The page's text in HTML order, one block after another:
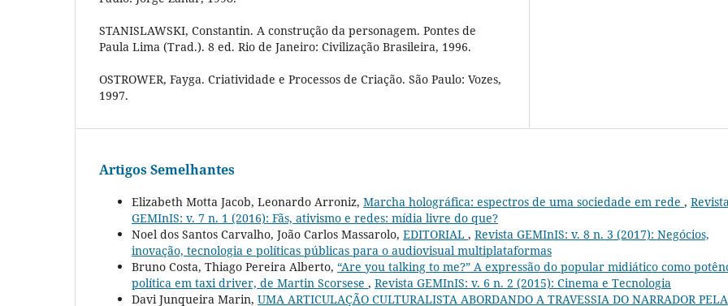
STANISLAWSKI, Constantin. A construção da personagem. Pontes de
Paula Lima (Trad.). 8 ed. Rio de Janeiro: Civilização Brasileira, 1996.
OSTROWER, Fayga. Criatividade e Processos de Criação. São Paulo: Vozes,
1997.
Artigos Semelhantes
Elizabeth Motta Jacob, Leonardo Arroniz, Marcha holográfica: espectros de uma sociedade em rede ,
GEMInIS: v. 7 n. 1 (2016): Fãs, ativismo e redes: mídia livre do que?
Noel dos Santos Carvalho, João Carlos Massarolo, EDITORIAL , Revista GEMInIS: v. 8 n. 3 (2017): Negócios,
inovação, tecnologia e políticas públicas para o audiovisual multiplataformas
Bruno Costa, Thiago Pereira Alberto, “Are you talking to me?” A expressão do popular midiático como
política em taxi driver, de Martin Scorsese , Revista GEMInIS: v. 6 n. 2 (2015): Cinema e Tecnologia
Davi Junqueira Marin, UMA ARTICULAÇÃO CULTURALISTA ABORDANDO A TRAVESSIA DO NARRADOR PELA